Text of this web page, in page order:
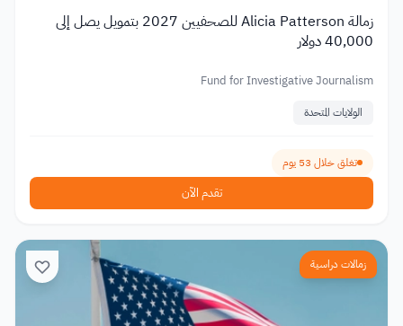
زمالة Alicia Patterson للصحفيين 2027 بتمويل يصل إلى
40,000 دولار
Fund for Investigative Journalism
الولايات المتحدة
تغلق خلال 53 يوم
تقدم الآن
زمالات دراسية